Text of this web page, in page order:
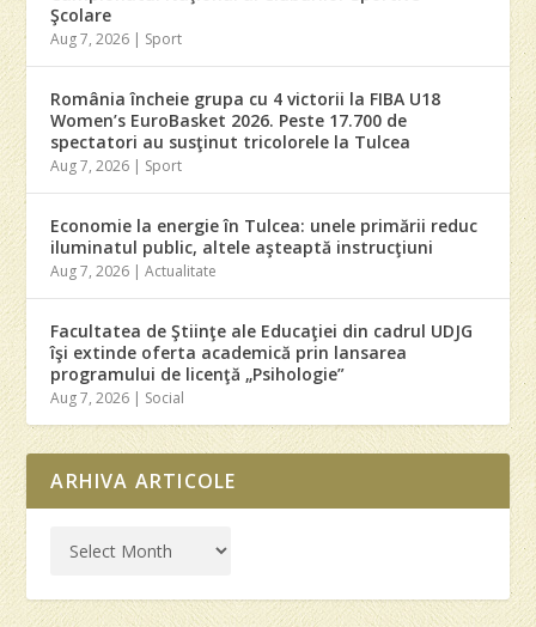
Şcolare
Aug 7, 2026 | Sport
România încheie grupa cu 4 victorii la FIBA U18
Women’s EuroBasket 2026. Peste 17.700 de
spectatori au susţinut tricolorele la Tulcea
Aug 7, 2026 | Sport
Economie la energie în Tulcea: unele primării reduc
iluminatul public, altele aşteaptă instrucţiuni
Aug 7, 2026 |Actualitate
Facultatea de Ştiinţe ale Educaţiei din cadrul UDJG
îşi extinde oferta academică prin lansarea
programului de licenţă „Psihologie”
Aug 7, 2026 | Social
ARHIVA ARTICOLE